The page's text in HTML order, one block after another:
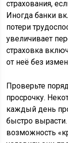
страхования,
Иногда банки
потери
увеличивает
страховка
от неё без
Проверьте
просрочку.
каждый день
быстро
возможность